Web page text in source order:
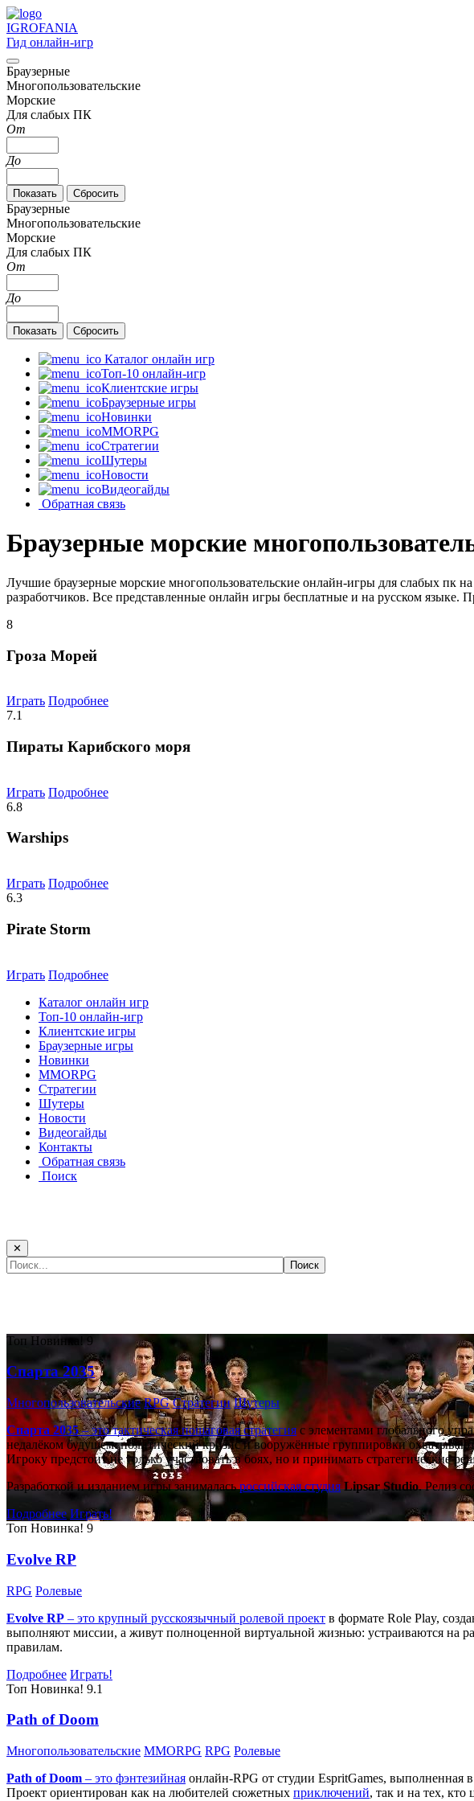
IGROFANIA
Гид онлайн-игр
Браузерные
Многопользовательские
Морские
Для слабых ПК
От
До
Браузерные
Многопользовательские
Морские
Для слабых ПК
От
До
Каталог онлайн игр
Топ-10 онлайн-игр
Клиентские игры
Браузерные игры
Новинки
MMORPG
Стратегии
Шутеры
Новости
Видеогайды
Обратная связь
Браузерные морские
Лучшие браузерные морские многопользовательские онлайн-игры для слабых
разработчиков. Все представленные онлайн игры бесплатные и на русском языке.
8
Гроза Морей
Играть Подробнее
7.1
Пираты Карибского моря
Играть Подробнее
6.8
Warships
Играть Подробнее
6.3
Pirate Storm
Играть Подробнее
Каталог онлайн игр
Топ-10 онлайн-игр
Клиентские игры
Браузерные игры
Новинки
MMORPG
Стратегии
Шутеры
Новости
Видеогайды
Контакты
Обратная связь
Поиск
✕
Топ Новинка! 9
Спарта 2035
Многопользовательские RPG Стратегии Шутеры
Спарта 2035– это тактическаяпошаговая стратегияс элементами глобального
недалёком будущем: политический кризис и вооружённые группировки
Игроку предстоит не только участвовать в боях, но и принимать стратегические
Разработкой и изданием игры занималасьроссийская студия Lipsar Studio. Релиз
Подробнее Играть!
Топ Новинка! 9
Evolve RP
RPG Ролевые
Evolve RP – это крупный русскоязычный ролевой проект в формате Role Play,
выполняют миссии, а живут полноценной виртуальной жизнью: устраиваются на
правилам.
Подробнее Играть!
Топ Новинка! 9.1
Path of Doom
Многопользовательские MMORPG RPG Ролевые
Path of Doom – это фэнтезийная онлайн-RPG от студии EspritGames, выполненная
Проект ориентирован как на любителей сюжетных приключений, так и на тех, кто